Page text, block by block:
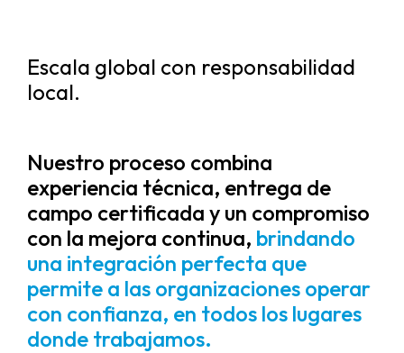
Escala global con responsabilidad
local.
Nuestro proceso combina
experiencia técnica, entrega de
campo certificada y un compromiso
con la mejora continua, brindando
una integración perfecta que
permite a las organizaciones operar
con confianza, en todos los lugares
donde trabajamos.